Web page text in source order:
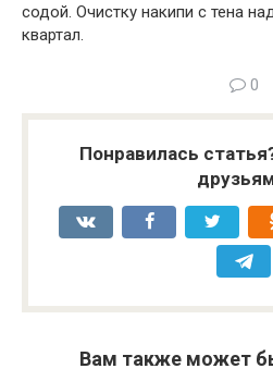
содой. Очистку накипи с тена
квартал.
0
Понравилась
Вам также может